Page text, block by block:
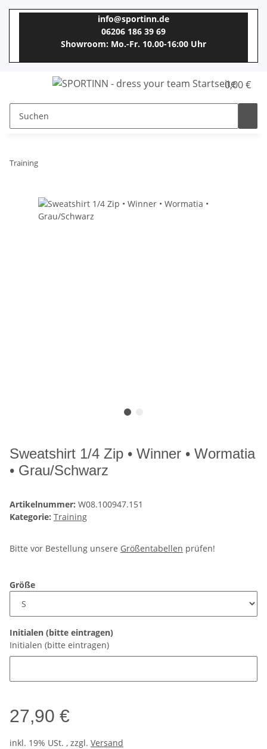
info@sportinn.de
06206 186 39 69
Showroom: Mo.-Fr. 10.00-16:00 Uhr
0,00 €
Training
Sweatshirt 1/4 Zip • Winner • Wormatia
• Grau/Schwarz
Artikelnummer: W08.100947.151
Kategorie: Training
Bitte vor Bestellung unsere Größentabellen prüfen!
Größe
Initialen (bitte eintragen)
Initialen (bitte eintragen)
27,90 €
inkl. 19% USt. , zzgl. Versand